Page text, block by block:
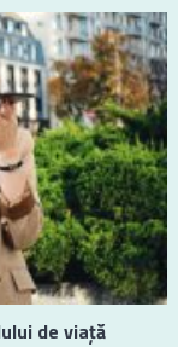
de viață